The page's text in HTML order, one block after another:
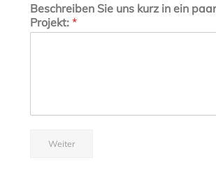
Beschreiben Sie uns kurz in ein
Projekt: *
Weiter